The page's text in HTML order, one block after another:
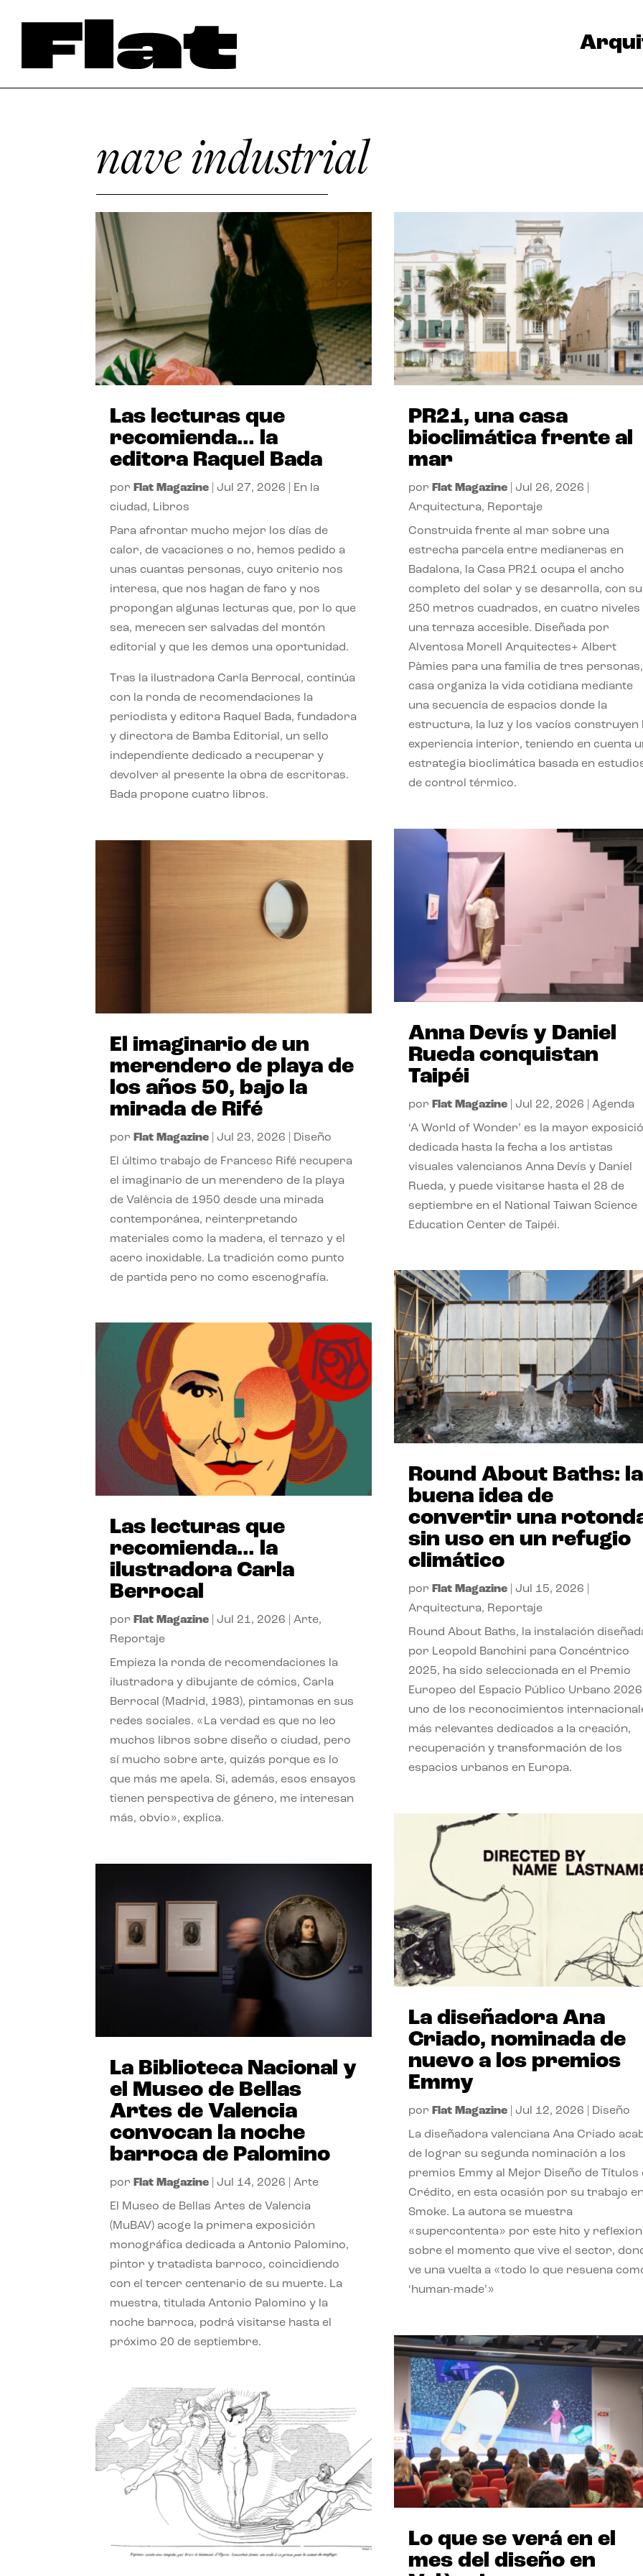
nave industrial
Las lecturas que
recomienda… la
editora Raquel Bada
por Flat Magazine Jul 27, 2026
En la
ciudad, Libros
Para afrontar mucho mejor los días de
calor, de vacaciones o no, hemos pedido a
unas cuantas personas, cuyo criterio nos
interesa, que nos hagan de faro y nos
propongan algunas lecturas que, por lo que
sea, merecen ser salvadas del montón
editorial y que les demos una oportunidad.
Tras la ilustradora Carla Berrocal, continúa
con la ronda de recomendaciones la
periodista y editora Raquel Bada, fundadora
y directora de Bamba Editorial, un sello
independiente dedicado a recuperar y
devolver al presente la obra de escritoras.
Bada propone cuatro libros.
El imaginario de un
merendero de playa de
los años 50, bajo la
mirada de Rifé
por Flat Magazine Jul 23, 2026 Diseño
El último trabajo de Francesc Rifé recupera
el imaginario de un merendero de la playa
de València de 1950 desde una mirada
contemporánea, reinterpretando
materiales como la madera, el terrazo y el
acero inoxidable. La tradición como punto
de partida pero no como escenografía.
Las lecturas que
recomienda… la
ilustradora Carla
Berrocal
por Flat Magazine Jul 21, 2026 |Arte,
Reportaje
Empieza la ronda de recomendaciones la
ilustradora y dibujante de cómics, Carla
Berrocal (Madrid, 1983), pintamonas en sus
redes sociales. «La verdad es que no leo
muchos libros sobre diseño o ciudad, pero
sí mucho sobre arte, quizás porque es lo
que más me apela. Si, además, esos ensayos
tienen perspectiva de género, me interesan
más, obvio», explica.
La Biblioteca Nacional y
el Museo de Bellas
Artes de Valencia
convocan la noche
barroca de Palomino
por Flat Magazine Jul 14, 2026 |Arte
El Museo de Bellas Artes de Valencia
(MuBAV) acoge la primera exposición
monográfica dedicada a Antonio Palomino,
pintor y tratadista barroco, coincidiendo
con el tercer centenario de su muerte. La
muestra, titulada Antonio Palomino y la
noche barroca, podrá visitarse hasta el
próximo 20 de septiembre.
PR21, una casa
bioclimática frente al
mar
por Flat Magazine| Jul 26, 2026
Arquitectura, Reportaje
Construida frente al mar sobre una
estrecha parcela entre medianeras en
Badalona, la Casa PR21 ocupa el ancho
completo del solar y se desarrolla, con
250 metros cuadrados, en cuatro niveles
una terraza accesible. Diseñada por
Alventosa Morell Arquitectes+ Albert
Pàmies para una familia de tres
casa organiza la vida cotidiana mediante
una secuencia de espacios donde la
estructura, la luz y los vacíos construyen
experiencia interior, teniendo en cuenta
estrategia bioclimática basada en
de control térmico.
Anna Devís y Daniel
Rueda conquistan
Taipéi
por Flat Magazine| Jul 22, 2026 Agenda
‘A World of Wonder’ es la mayor
dedicada hasta la fecha a los artistas
visuales valencianos Anna Devís y Daniel
Rueda, y puede visitarse hasta el 28 de
septiembre en el National Taiwan Science
Education Center de Taipéi.
Round About Baths: la
buena idea de
convertir una
sin uso en un refugio
climático
por Flat Magazine| Jul 15, 2026
Arquitectura, Reportaje
Round About Baths, la instalación
por Leopold Banchini para Concéntrico
2025, ha sido seleccionada en el Premio
Europeo del Espacio Público Urbano
uno de los reconocimientos
más relevantes dedicados a la creación,
recuperación y transformación de los
espacios urbanos en Europa.
La diseñadora Ana
Criado, nominada de
nuevo a los premios
Emmy
por Flat Magazine| Jul 12, 2026 Diseño
La diseñadora valenciana Ana Criado
de lograr su segunda nominación a los
premios Emmy al Mejor Diseño de Títulos
Crédito, en esta ocasión por su trabajo
Smoke. La autora se muestra
«supercontenta» por este hito y
sobre el momento que vive el sector,
ve una vuelta a «todo lo que resuena
‘human-made’»
Lo que se verá en el
mes del diseño en